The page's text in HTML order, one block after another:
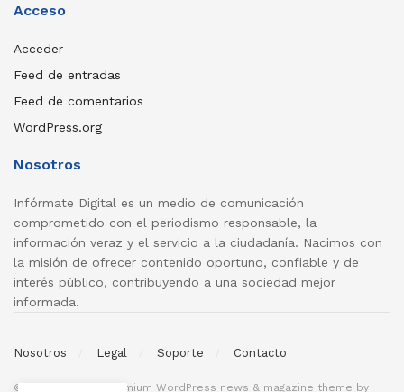
Acceso
Acceder
Feed de entradas
Feed de comentarios
WordPress.org
Nosotros
Infórmate Digital es un medio de comunicación
comprometido con el periodismo responsable, la
información veraz y el servicio a la ciudadanía. Nacimos con
la misión de ofrecer contenido oportuno, confiable y de
interés público, contribuyendo a una sociedad mejor
informada.
Nosotros Legal Soporte Contacto
© 2026 - Premium WordPress news & magazine theme by